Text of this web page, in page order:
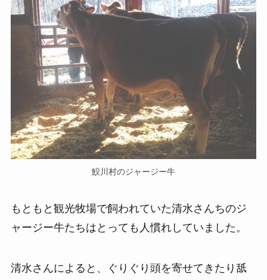
鮫川村のジャージー牛
もともと観光牧場で飼われていた清水さんちのジ
ャージー牛たちはとっても人慣れしていました。
清水さんによると、ぐりぐり頭を寄せてきたり舐